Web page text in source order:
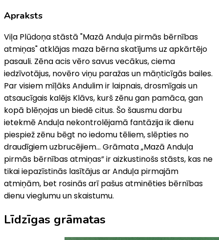
Apraksts
Viļa Plūdoņa stāstā "Mazā Anduļa pirmās bērnības
atmiņas" atklājas maza bērna skatījums uz apkārtējo
pasauli. Zēna acis vēro savus vecākus, ciema
iedzīvotājus, novēro viņu paražas un māņticīgās bailes.
Par visiem mīļāks Andulim ir laipnais, drosmīgais un
atsaucīgais kalējs Klāvs, kurš zēnu gan pamāca, gan
kopā blēņojas un biedē citus. Šo šausmu darbu
ietekmē Anduļa nekontrolējamā fantāzija ik dienu
piespiež zēnu bēgt no iedomu tēliem, slēpties no
draudīgiem uzbrucējiem... Grāmata „Mazā Anduļa
pirmās bērnības atmiņas” ir aizkustinošs stāsts, kas ne
tikai iepazīstinās lasītājus ar Anduļa pirmajām
atmiņām, bet rosinās arī pašus atminēties bērnības
dienu vieglumu un skaistumu.
Līdzīgas grāmatas